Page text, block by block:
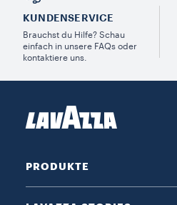
KUNDENSERVICE​
Brauchst du Hilfe? Schau
einfach in unsere FAQs oder
kontaktiere uns.
PRODUKTE